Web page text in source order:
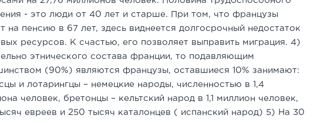
- это люди от 40 лет и старше. При том, что французы
на пенсию в 67 лет, здесь виднеется долгосрочный недостаток
ресурсов. К счастью, его позволяет выправить миграция. 4)
этнического состава франции, то подавляющим
(90%) являются французы, оставшиеся 10% занимают:
и лотарингцы – немецкие народы, численностью в 1,4
человек, бретонцы – кельтский народ в 1,1 миллион человек,
евреев и 250 тысяч каталонцев ( испанский народ) 5) На 30